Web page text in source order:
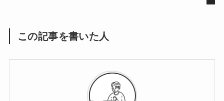
この記事を書いた人